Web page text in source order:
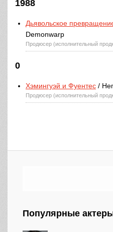
1988
Дьявольское
Demonwarp
Продюсер (исполнительный
0
Хэмингуэй и Фуентес /
Продюсер (исполнительный
Популярные